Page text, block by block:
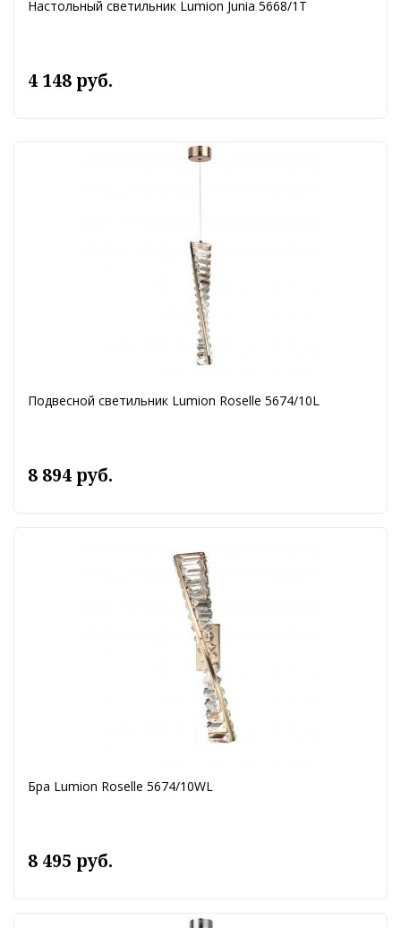
Настольный светильник Lumion Junia 5668/1T
4 148 руб.
Подвесной светильник Lumion Roselle 5674/10L
8 894 руб.
Бра Lumion Roselle 5674/10WL
8 495 руб.